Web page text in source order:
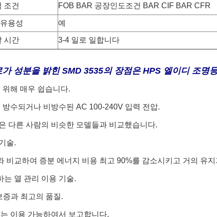
조건 FOB BAR 공장인도조건 BAR CIF BAR CFR
용성 예
시간 3-4 일로 일합니다
성분을 밝힌 SMD 3535의 장점은 HPS 엘이디 조명
위해 매우 쉽습니다.
방수되거나 비방수된 AC 100-240V 입력 전압.
다른 사람의 비슷한 모델들과 비교했습니다.
술.
비교하여 증분 에너지 비용 최고 90%를 감소시키고 거의 유
는 열 관리 이용 기술.
증과 최고의 품질.
이용 가능하여서 보고합니다.